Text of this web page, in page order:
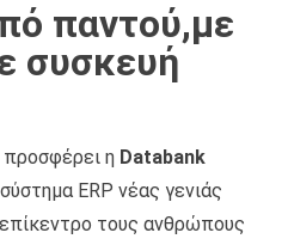
παντού,με
συσκευή
η Databank
ERP νέας γενιάς
τους ανθρώπους